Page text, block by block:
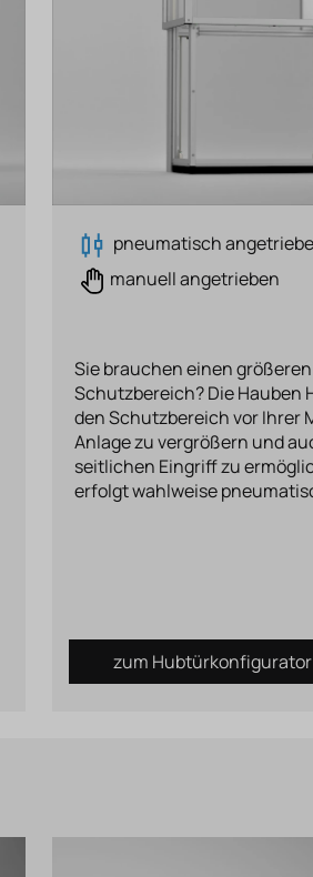
pneumatisch
manuell angetrieben
Sie brauchen einen
Schutzbereich? Die Hauben
den Schutzbereich vor Ihrer
Anlage zu vergrößern und
seitlichen Eingriff zu
erfolgt wahlweise
zum Hubtürkonfigurator